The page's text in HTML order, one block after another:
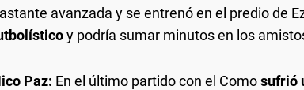
avanzada y se entrenó en el predio de
y podría sumar minutos en los
Paz: En el último partido con el Comosufrió